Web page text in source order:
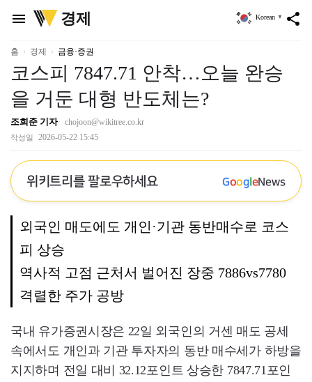
menu
위
키
리
경제 share
Korean ▼
홈 경제 금융·증권
코스피 7847.71 안착…오늘 완승
을 거둔 대형 반도체는?
조희준 기자 chojoon@wikitree.co.kr
작성일 2026-05-22 15:45
위키트리를 팔로우하세요 GoogleNews
외국인 매도에도 개인·기관 동반매수로 코스
피 상승
역사적 고점 근처서 벌어진 장중 7886vs7780
격렬한 주가 공방
국내 유가증권시장은 22일 외국인의 거센 매도 공세
속에서도 개인과 기관 투자자의 동반 매수세가 하방을
지지하며 전일 대비 32.12포인트 상승한 7847.71포인